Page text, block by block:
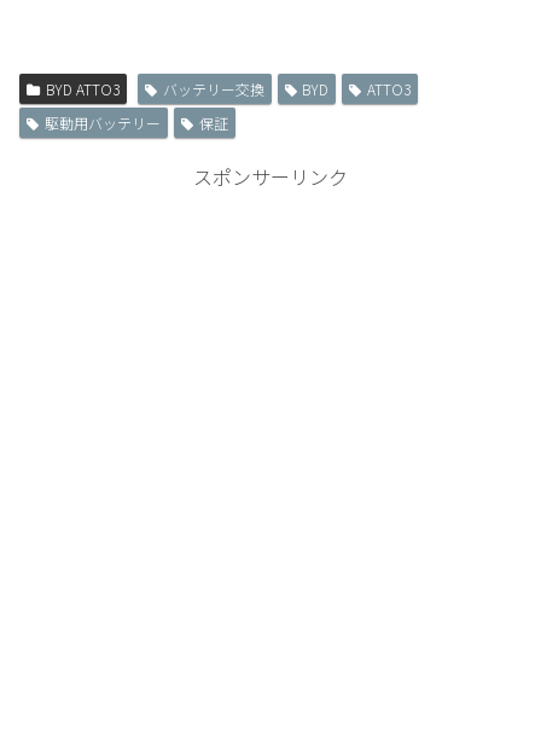
BYD ATTO3 バッテリー交換 BYD
ATTO3
駆動用バッテリー
保証
スポンサーリンク